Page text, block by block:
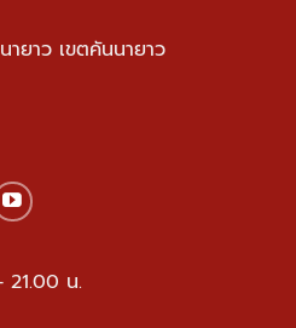
ยาว เขตคันนายาว
21.00 น.